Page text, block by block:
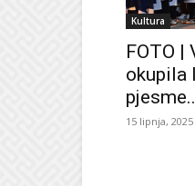
Kultura
FOTO |
okupila
15 lipnja, 2025